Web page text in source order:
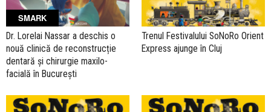
SMARK
Dr. Lorelai Nassar a deschis o
nouă clinică de reconstrucție
dentară și chirurgie maxilo-
facială în București
Trenul Festivalului SoNoRo Orient
Express ajunge în Cluj